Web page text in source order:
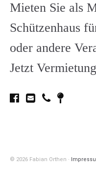
Mieten Sie als
Schützenhaus
oder andere
Jetzt
© 2026 Fabian Orthen ∙